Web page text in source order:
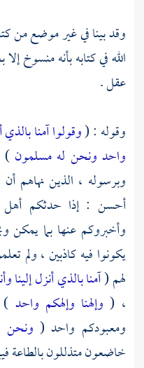
وقد بينا في غير موضع من
الله في كتابه بأنه منسوخ
عقل .
وقوله : (وقولوا آمنا بالذي
واحد ونحن له مسلمون)
وبرسوله ، الذين نهاهم
أحسن : إذا حدثكم أهل
وأخبروكم عنها بما يمكن
يكونوا فيه كاذبين ، ولم
لهم (آمنا بالذي أنزل إلينا
، ( وإلهنا وإلهكم واحد )
ومعبودكم واحد (
خاضعون متذللون بالطاعة